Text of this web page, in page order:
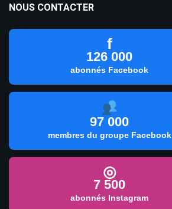
NOUS CONTACTER
f
126 000
abonnés Facebook
97 000
membres du groupe Facebook
◎
7 500
abonnés Instagram